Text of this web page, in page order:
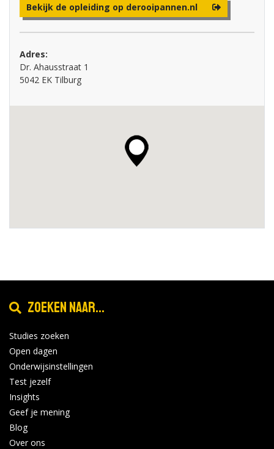
Bekijk de opleiding op derooipannen.nl
Adres:
Dr. Ahausstraat 1
5042 EK Tilburg
Zoeken naar...
Studies zoeken
Open dagen
Onderwijsinstellingen
Test jezelf
Insights
Geef je mening
Blog
Over ons